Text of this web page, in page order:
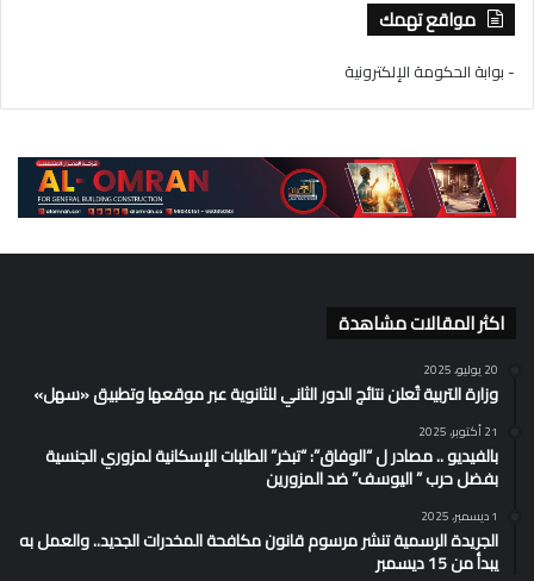
مواقع تهمك
- بوابة الحكومة الإلكترونية
اكثر المقالات مشاهدة
20 يوليو، 2025
وزارة التربية تُعلن نتائج الدور الثاني للثانوية عبر موقعها وتطبيق «سهل»
21 أكتوبر، 2025
بالفيديو .. مصادر ل “الوفاق”: “تبخر” الطلبات الإسكانية لمزوري الجنسية
بفضل حرب ” اليوسف” ضد المزورين
1 ديسمبر، 2025
الجريدة الرسمية تنشر مرسوم قانون مكافحة المخدرات الجديد.. والعمل به
يبدأ من 15 ديسمبر